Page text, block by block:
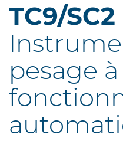
TC9/SC2
pesage à